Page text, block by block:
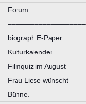
Forum
––––––––––––––––––––
biograph E-Paper
Kulturkalender
Filmquiz im August
Frau Liese wünscht.
Bühne.